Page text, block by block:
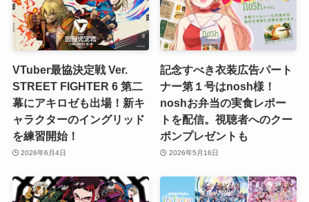
VTuber最協決定戦 Ver.
STREET FIGHTER 6 第二
幕にアキロゼも出場！新キ
ャラクターのイングリッド
を練習開始！
2026年6月4日
記念すべき衣装広告パート
ナー第１号はnosh様！
noshお弁当の実食レポー
トを配信。視聴者へのクー
ポンプレゼントも
2026年5月16日